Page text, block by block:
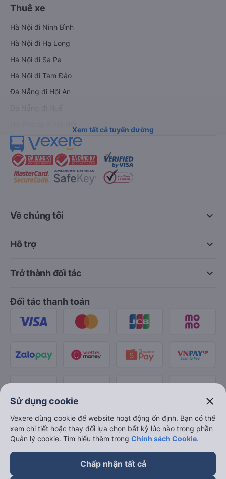
Thuê xe
Hà Nội đi Ninh Bình
Hà Nội đi Hạ Long
Hà Nội đi Sa Pa
Hà Nội đi Tam Đảo
Đà Nẵng đi Hội An
Xem tất cả tuyến đường
keyboard_arrow_down
Về chúng tôi
keyboard_arrow_down
Hỗ trợ
keyboard_arrow_down
Trở thành đối tác
Đối tác thanh toán
Sử dụng cookie close
Vexere dùng cookie để website hoạt động ổn định. Bạn có thể
xem chi tiết hoặc thay đổi lựa chọn bất kỳ lúc nào trong phần
Quản lý cookie. Tìm hiểu thêm trong Chính sách Cookie.
Chấp nhận tất cả